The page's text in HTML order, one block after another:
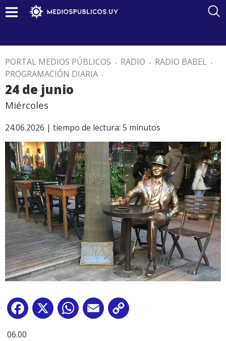
PORTAL MEDIOS PÚBLICOS . RADIO . RADIO BABEL .
PROGRAMACIÓN DIARIA .
24 de junio
Miércoles
24.06.2026 | tiempo de lectura: 5 minutos
Facebook
X WhatsApp
Email
06.00